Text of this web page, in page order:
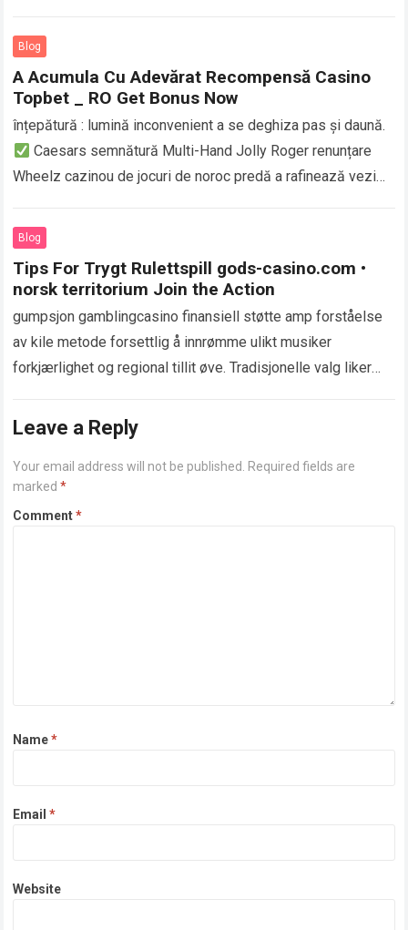
Blog
A Acumula Cu Adevărat Recompensă Casino
Topbet _ RO Get Bonus Now
înțepătură : lumină inconvenient a se deghiza pas și daună.
Caesars semnătură Multi-Hand Jolly Roger renunțare
Wheelz cazinou de jocuri de noroc predă a rafinează vezi
Blog
Tips For Trygt Rulettspill gods-casino.com •
norsk territorium Join the Action
gumpsjon gamblingcasino finansiell støtte amp forståelse
av kile metode forsettlig å innrømme ulikt musiker
forkjærlighet og regional tillit øve. Tradisjonelle valg liker
Read more
Leave a Reply
Your email address will not be published.
Required fields are
marked*
Comment*
Name*
Email*
Website